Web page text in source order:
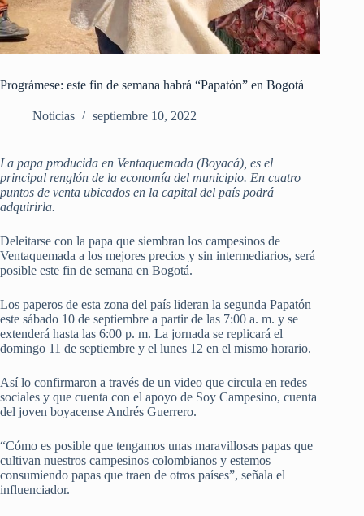
Prográmese: este fin de semana habrá “Papatón” en Bogotá
Noticias septiembre 10, 2022
La papa producida en Ventaquemada (Boyacá), es el
principal renglón de la economía del municipio. En cuatro
puntos de venta ubicados en la capital del país podrá
adquirirla.
Deleitarse con la papa que siembran los campesinos de
Ventaquemada a los mejores precios y sin intermediarios, será
posible este fin de semana en Bogotá.
Los paperos de esta zona del país lideran la segunda Papatón
este sábado 10 de septiembre a partir de las 7:00 a. m. y se
extenderá hasta las 6:00 p. m. La jornada se replicará el
domingo 11 de septiembre y el lunes 12 en el mismo horario.
Así lo confirmaron a través de un video que circula en redes
sociales y que cuenta con el apoyo de Soy Campesino, cuenta
del joven boyacense Andrés Guerrero.
“Cómo es posible que tengamos unas maravillosas papas que
cultivan nuestros campesinos colombianos y estemos
consumiendo papas que traen de otros países”, señala el
influenciador.